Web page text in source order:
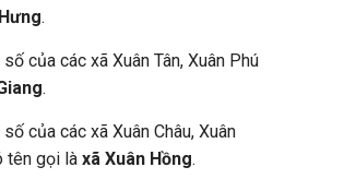
.
của các xã Xuân Tân, Xuân Phú
.
của các xã Xuân Châu, Xuân
tên gọi là xã Xuân Hồng.